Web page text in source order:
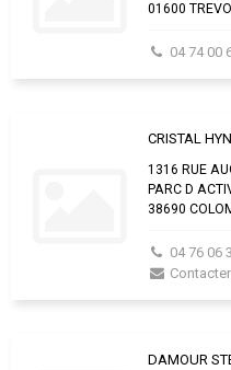
01600
04 74 00
CRISTAL
1316 RUE
PARC D
38690
04 76 06
DAMOUR